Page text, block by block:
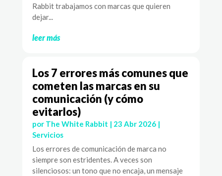
Rabbit trabajamos con marcas que quieren
dejar...
leer más
Los 7 errores más comunes que
cometen las marcas en su
comunicación (y cómo
evitarlos)
por The White Rabbit | 23 Abr 2026|
Servicios
Los errores de comunicación de marca no
siempre son estridentes. A veces son
silenciosos: un tono que no encaja, un mensaje